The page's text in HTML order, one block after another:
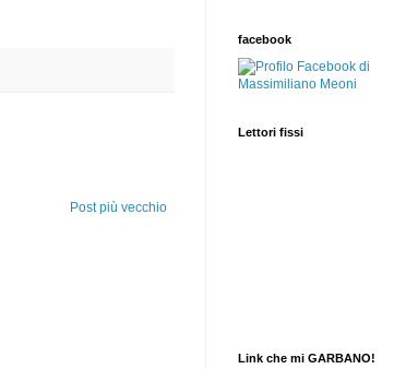
Post più vecchio
facebook
Lettori fissi
Link che mi GARBANO!